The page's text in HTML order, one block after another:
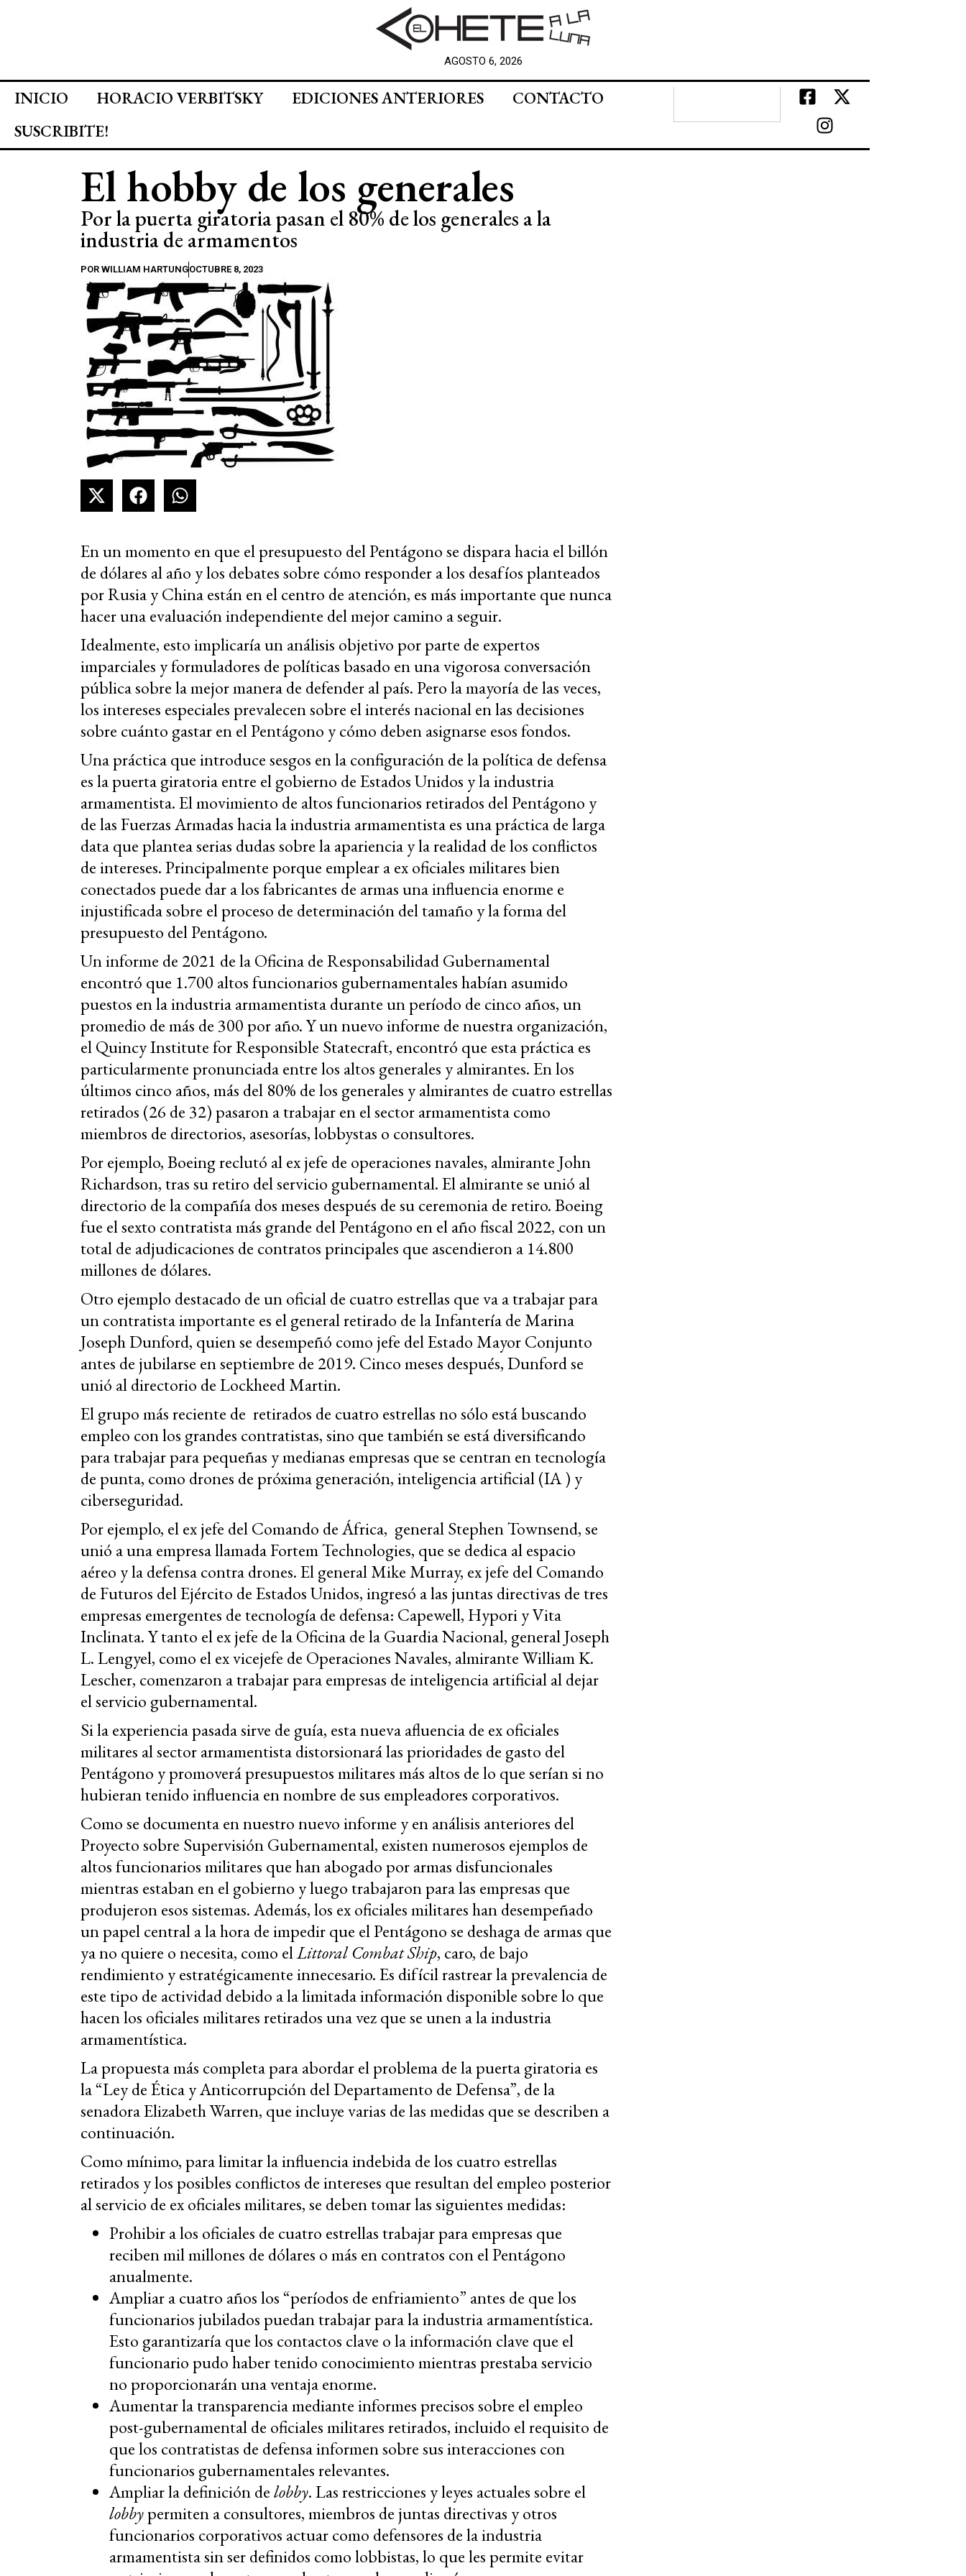
AGOSTO 6, 2026
INICIO HORACIO VERBITSKY EDICIONES ANTERIORES
CONTACTO
SUSCRIBITE!
El hobby de los generales
Por la puerta giratoria pasan el 80% de los generales a la
industria de armamentos
POR WILLIAM HARTUNGOCTUBRE 8, 2023
En un momento en que el presupuesto del Pentágono se dispara hacia el billón
de dólares al año y los debates sobre cómo responder a los desafíos planteados
por Rusia y China están en el centro de atención, es más importante que nunca
hacer una evaluación independiente del mejor camino a seguir.
Idealmente, esto implicaría un análisis objetivo por parte de expertos
imparciales y formuladores de políticas basado en una vigorosa conversación
pública sobre la mejor manera de defender al país. Pero la mayoría de las veces,
los intereses especiales prevalecen sobre el interés nacional en las decisiones
sobre cuánto gastar en el Pentágono y cómo deben asignarse esos fondos.
Una práctica que introduce sesgos en la configuración de la política de defensa
es la puerta giratoria entre el gobierno de Estados Unidos y la industria
armamentista. El movimiento de altos funcionarios retirados del Pentágono y
de las Fuerzas Armadas hacia la industria armamentista es una práctica de larga
data que plantea serias dudas sobre la apariencia y la realidad de los conflictos
de intereses. Principalmente porque emplear a ex oficiales militares bien
conectados puede dar a los fabricantes de armas una influencia enorme e
injustificada sobre el proceso de determinación del tamaño y la forma del
presupuesto del Pentágono.
Un informe de 2021 de la Oficina de Responsabilidad Gubernamental
encontró que 1.700 altos funcionarios gubernamentales habían asumido
puestos en la industria armamentista durante un período de cinco años, un
promedio de más de 300 por año. Y un nuevo informe de nuestra organización,
el Quincy Institute for Responsible Statecraft, encontró que esta práctica es
particularmente pronunciada entre los altos generales y almirantes. En los
últimos cinco años, más del 80% de los generales y almirantes de cuatro estrellas
retirados (26 de 32) pasaron a trabajar en el sector armamentista como
miembros de directorios, asesorías, lobbystas o consultores.
Por ejemplo, Boeing reclutó al ex jefe de operaciones navales, almirante John
Richardson, tras su retiro del servicio gubernamental. El almirante se unió al
directorio de la compañía dos meses después de su ceremonia de retiro. Boeing
fue el sexto contratista más grande del Pentágono en el año fiscal 2022, con un
total de adjudicaciones de contratos principales que ascendieron a 14.800
millones de dólares.
Otro ejemplo destacado de un oficial de cuatro estrellas que va a trabajar para
un contratista importante es el general retirado de la Infantería de Marina
Joseph Dunford, quien se desempeñó como jefe del Estado Mayor Conjunto
antes de jubilarse en septiembre de 2019. Cinco meses después, Dunford se
unió al directorio de Lockheed Martin.
El grupo más reciente de retirados de cuatro estrellas no sólo está buscando
empleo con los grandes contratistas, sino que también se está diversificando
para trabajar para pequeñas y medianas empresas que se centran en tecnología
de punta, como drones de próxima generación, inteligencia artificial (IA ) y
ciberseguridad.
Por ejemplo, el ex jefe del Comando de África, general Stephen Townsend, se
unió a una empresa llamada Fortem Technologies, que se dedica al espacio
aéreo y la defensa contra drones. El general Mike Murray, ex jefe del Comando
de Futuros del Ejército de Estados Unidos, ingresó a las juntas directivas de tres
empresas emergentes de tecnología de defensa: Capewell, Hypori y Vita
Inclinata. Y tanto el ex jefe de la Oficina de la Guardia Nacional, general Joseph
L. Lengyel, como el ex vicejefe de Operaciones Navales, almirante William K.
Lescher, comenzaron a trabajar para empresas de inteligencia artificial al dejar
el servicio gubernamental.
Si la experiencia pasada sirve de guía, esta nueva afluencia de ex oficiales
militares al sector armamentista distorsionará las prioridades de gasto del
Pentágono y promoverá presupuestos militares más altos de lo que serían si no
hubieran tenido influencia en nombre de sus empleadores corporativos.
Como se documenta en nuestro nuevo informe y en análisis anteriores del
Proyecto sobre Supervisión Gubernamental, existen numerosos ejemplos de
altos funcionarios militares que han abogado por armas disfuncionales
mientras estaban en el gobierno y luego trabajaron para las empresas que
produjeron esos sistemas. Además, los ex oficiales militares han desempeñado
un papel central a la hora de impedir que el Pentágono se deshaga de armas que
ya no quiere o necesita, como elLittoral Combat Ship, caro, de bajo
rendimiento y estratégicamente innecesario. Es difícil rastrear la prevalencia de
este tipo de actividad debido a la limitada información disponible sobre lo que
hacen los oficiales militares retirados una vez que se unen a la industria
armamentística.
La propuesta más completa para abordar el problema de la puerta giratoria es
la “Ley de Ética y Anticorrupción del Departamento de Defensa”, de la
senadora Elizabeth Warren, que incluye varias de las medidas que se describen a
continuación.
Como mínimo, para limitar la influencia indebida de los cuatro estrellas
retirados y los posibles conflictos de intereses que resultan del empleo posterior
al servicio de ex oficiales militares, se deben tomar las siguientes medidas:
Prohibir a los oficiales de cuatro estrellas trabajar para empresas que
reciben mil millones de dólares o más en contratos con el Pentágono
anualmente.
Ampliar a cuatro años los “períodos de enfriamiento” antes de que los
funcionarios jubilados puedan trabajar para la industria armamentística.
Esto garantizaría que los contactos clave o la información clave que el
funcionario pudo haber tenido conocimiento mientras prestaba servicio
no proporcionarán una ventaja enorme.
Aumentar la transparencia mediante informes precisos sobre el empleo
post-gubernamental de oficiales militares retirados, incluido el requisito de
que los contratistas de defensa informen sobre sus interacciones con
funcionarios gubernamentales relevantes.
Ampliar la definición delobby. Las restricciones y leyes actuales sobre el
lobbypermiten a consultores, miembros de juntas directivas y otros
funcionarios corporativos actuar como defensores de la industria
armamentista sin ser definidos como lobbistas, lo que les permite evitar